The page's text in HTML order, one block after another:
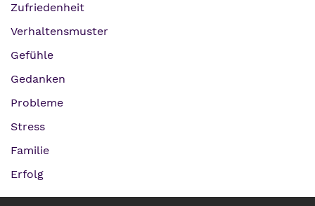
Zufriedenheit
Verhaltensmuster
Gefühle
Gedanken
Probleme
Stress
Familie
Erfolg